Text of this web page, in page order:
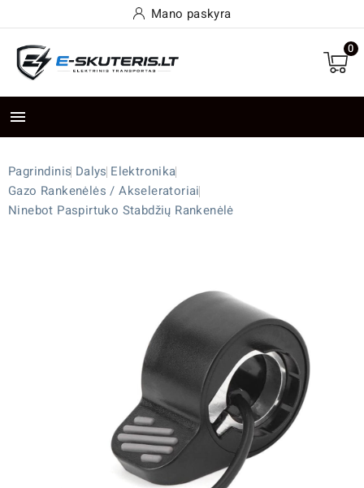
Mano paskyra
0

Pagrindinis Dalys Elektronika
Gazo Rankenėlės / Akseleratoriai
Ninebot Paspirtuko Stabdžių Rankenėlė